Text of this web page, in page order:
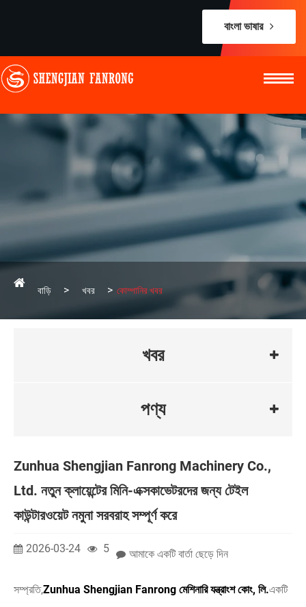
বাংলা ভাষার
বাড়ি খবর কোম্পানির খবর
খবর
পণ্য
Zunhua Shengjian Fanrong Machinery Co.,
Ltd. নতুন ক্লায়েন্টের মিনি-এক্সকাভেটরদের জন্য টেইল
কাউন্টারওয়েট নমুনা সরবরাহ সম্পূর্ণ করে
2026-03-24 5 আমাকে একটি বার্তা ছেড়ে দিন
সম্প্রতি,Zunhua Shengjian Fanrong মেশিনারি যন্ত্রাংশ কোং, লি.একটি